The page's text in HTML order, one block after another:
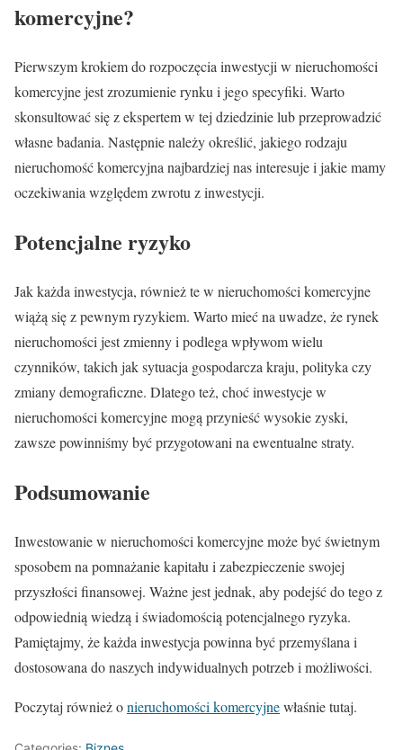
komercyjne?
Pierwszym krokiem do rozpoczęcia inwestycji w nieruchomości
komercyjne jest zrozumienie rynku i jego specyfiki. Warto
skonsultować się z ekspertem w tej dziedzinie lub przeprowadzić
własne badania. Następnie należy określić, jakiego rodzaju
nieruchomość komercyjna najbardziej nas interesuje i jakie mamy
oczekiwania względem zwrotu z inwestycji.
Potencjalne ryzyko
Jak każda inwestycja, również te w nieruchomości komercyjne
wiążą się z pewnym ryzykiem. Warto mieć na uwadze, że rynek
nieruchomości jest zmienny i podlega wpływom wielu
czynników, takich jak sytuacja gospodarcza kraju, polityka czy
zmiany demograficzne. Dlatego też, choć inwestycje w
nieruchomości komercyjne mogą przynieść wysokie zyski,
zawsze powinniśmy być przygotowani na ewentualne straty.
Podsumowanie
Inwestowanie w nieruchomości komercyjne może być świetnym
sposobem na pomnażanie kapitału i zabezpieczenie swojej
przyszłości finansowej. Ważne jest jednak, aby podejść do tego z
odpowiednią wiedzą i świadomością potencjalnego ryzyka.
Pamiętajmy, że każda inwestycja powinna być przemyślana i
dostosowana do naszych indywidualnych potrzeb i możliwości.
Poczytaj również onieruchomości komercyjnewłaśnie tutaj.